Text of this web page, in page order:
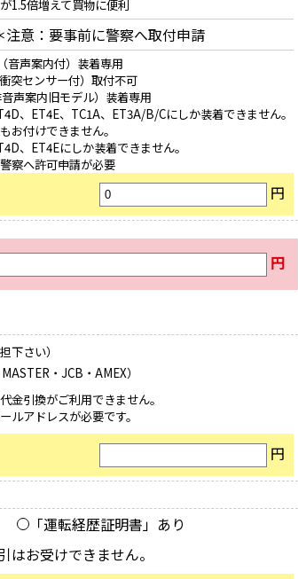
1.5倍増えて買物に便利
注意：要事前に警察へ取付申請
音声案内付）装着専用
突センサー付）取付不可
声案内旧モデル）装着専用
、ET4E、TC1A、ET3A/B/Cにしか装着できません。
お付けできません。
、ET4Eにしか装着できません。
察へ許可申請が必要
円
円
下さい）
MASTER・JCB・AMEX）
引換がご利用できません。
アドレスが必要です。
円
「運転経歴証明書」あり
はお受けできません。